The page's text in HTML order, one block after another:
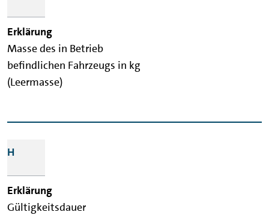
Masse des in Betrieb
befindlichen Fahrzeugs in kg
(Leermasse)
H
Gültigkeitsdauer